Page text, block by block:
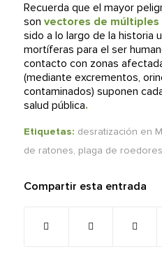
Recuerda que el mayor
son vectores de
sido a lo largo de la historia
mortíferas para el ser
contacto con zonas
(mediante excrementos,
contaminados) suponen
salud pública.
Etiquetas: desratización en
de ratones, plaga de roedores
Compartir esta entrada